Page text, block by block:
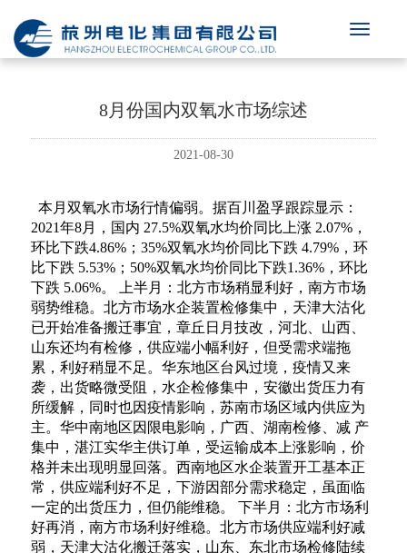
8月份国内双氧水市场综述
2021-08-30
本月双氧水市场行情偏弱。据百川盈孚跟踪显示：
2021年8月，国内 27.5%双氧水均价同比上涨 2.07%，
环比下跌4.86%；35%双氧水均价同比下跌 4.79%，环
比下跌 5.53%；50%双氧水均价同比下跌1.36%，环比
下跌 5.06%。
上半月：北方市场稍显利好，南方市场
弱势维稳。北方市场水企装置检修集中，天津大沽化
已开始准备搬迁事宜，章丘日月技改，河北、山西、
山东还均有检修，供应端小幅利好，但受需求端拖
累， 利好稍显不足。华东地区台风过境，疫情又来
袭，出货略微受阻，水企检修集中，安徽出货压力有
所缓解，同时也因疫情影响，苏南市场区域内供应为
主。华中南地区因限电影响，广西、湖南检修、减 产
集中，湛江实华主供订单，受运输成本上涨影响，价
格并未出现明显回落。西南地区水企装置开工基本正
常，供应端利好不足，下游因部分需求稳定，虽面临
一定的出货压力，但仍能维稳。 下半月：北方市场利
好再消，南方市场利好维稳。北方市场供应端利好减
弱，天津大沽化搬迁落实，山东、东北市场检修陆续